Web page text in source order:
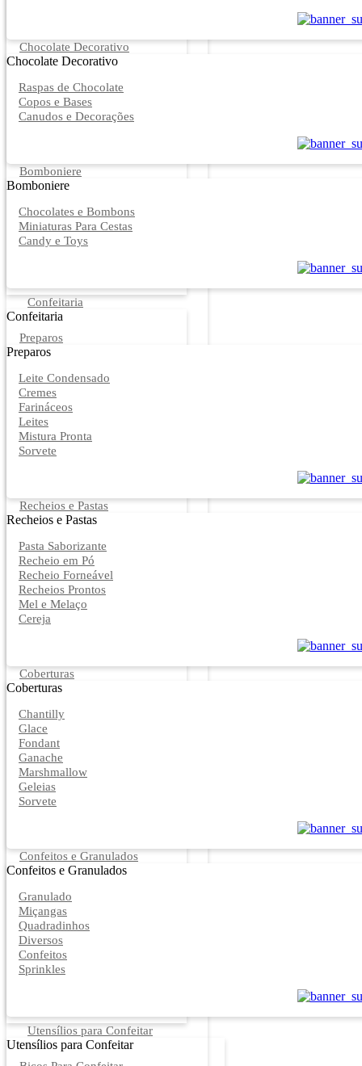
Chocolate Decorativo
Chocolate Decorativo
Raspas de Chocolate
Copos e Bases
Canudos e Decorações
Bomboniere
Bomboniere
Chocolates e Bombons
Miniaturas Para Cestas
Candy e Toys
Confeitaria
Confeitaria
Preparos
Preparos
Leite Condensado
Cremes
Farináceos
Leites
Mistura Pronta
Sorvete
Recheios e Pastas
Recheios e Pastas
Pasta Saborizante
Recheio em Pó
Recheio Forneável
Recheios Prontos
Mel e Melaço
Cereja
Coberturas
Coberturas
Chantilly
Glace
Fondant
Ganache
Marshmallow
Geleias
Sorvete
Confeitos e Granulados
Confeitos e Granulados
Granulado
Miçangas
Quadradinhos
Diversos
Confeitos
Sprinkles
Utensílios para Confeitar
Utensílios para Confeitar